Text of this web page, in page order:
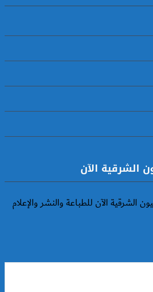
الشرقية الآن
الآن للطباعة والنشر والإعلام